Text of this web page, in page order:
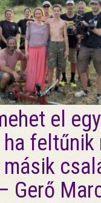
el egy
feltűnik
Gerő